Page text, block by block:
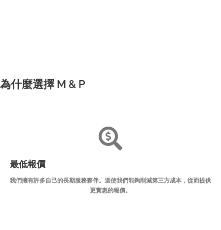
為什麼選擇 M & P
最低報價
我們擁有許多自己的長期服務夥伴。這使我們能夠削減第三方成本，從而提供
更實惠的報價。